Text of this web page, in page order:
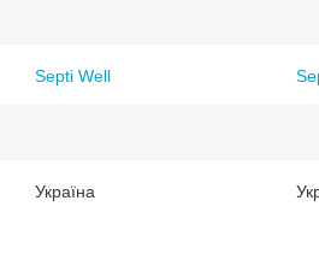
Septi Well
Україна